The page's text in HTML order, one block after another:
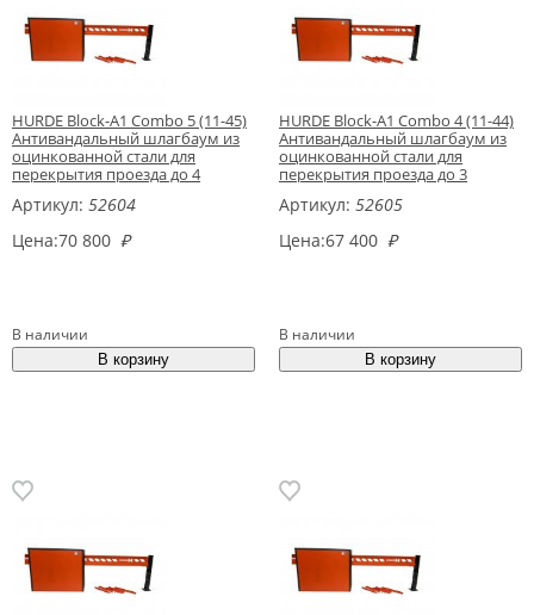
HURDE Block-A1 Combo 5 (11-45)
Антивандальный шлагбаум из
оцинкованной стали для
перекрытия проезда до 4
Артикул: 52604
Цена:70 800 ₽
В наличии
HURDE Block-A1 Combo 4 (11-44)
Антивандальный шлагбаум из
оцинкованной стали для
перекрытия проезда до 3
Артикул: 52605
Цена:67 400 ₽
В наличии